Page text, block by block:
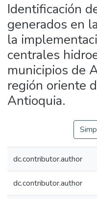
Identificación
generados en
la
centrales
municipios de
región oriente
Antioquia.
dc.contributor.author
dc.contributor.author